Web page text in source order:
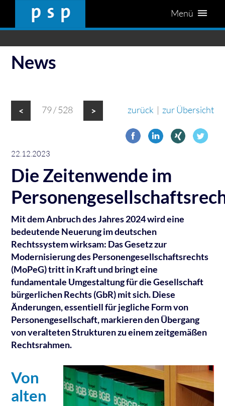
Menü
News
< 79 / 528 > zurück | zur Übersicht
22.12.2023
Die Zeitenwende im
Mit dem Anbruch des Jahres 2024 wird eine
bedeutende Neuerung im deutschen
Rechtssystem wirksam: Das Gesetz zur
Modernisierung des Personengesellschaftsrechts
(MoPeG) tritt in Kraft und bringt eine
fundamentale Umgestaltung für die Gesellschaft
bürgerlichen Rechts (GbR) mit sich. Diese
Änderungen, essentiell für jegliche Form von
Personengesellschaft, markieren den Übergang
von veralteten Strukturen zu einem zeitgemäßen
Rechtsrahmen.
Von
alten